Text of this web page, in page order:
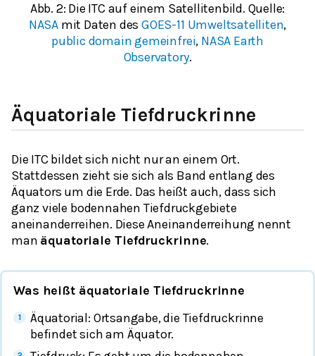
Abb. 2: Die ITC auf einem Satellitenbild. Quelle:
NASAmit Daten desGOES-11 Umweltsatelliten,
public domain gemeinfrei, NASA Earth
Observatory.
Äquatoriale Tiefdruckrinne
Die ITC bildet sich nicht nur an einem Ort.
Stattdessen zieht sie sich als Band entlang des
Äquators um die Erde. Das heißt auch, dass sich
ganz viele bodennahen Tiefdruckgebiete
aneinanderreihen. Diese Aneinanderreihung nennt
man äquatoriale Tiefdruckrinne.
Was heißt äquatoriale Tiefdruckrinne
Äquatorial: Ortsangabe, die Tiefdruckrinne
befindet sich am Äquator.